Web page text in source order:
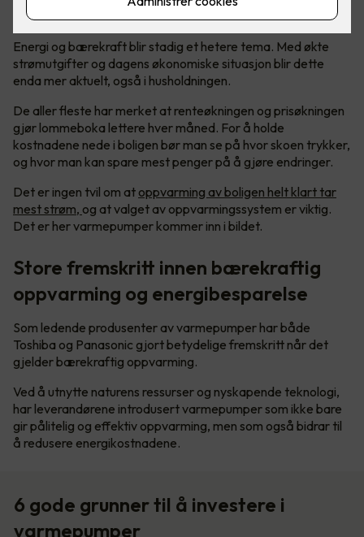
Hvordan holde kostnadene nede?
Energi og bærekraft blir stadig et hetere tema. Med økte
strømutgifter og dagens økonomiske situasjon blir dette
enda mer aktuelt, også i husholdningen.
De aller fleste har merket at renteøkningen og prisøkningen
gjør lommeboka lettere hver måned. For å holde
kostnadene nede i boligen bør man se på hvor skoen trykker,
og hvor man kan spare mest penger på å gjøre endringer.
Det er ingen tvil om at oppvarming av boligen helt klart tar
mest strøm, og at valget av oppvarmingssystem er viktig.
Det er her varmepumper kommer inn i bildet.
Store fremskritt innen bærekraftig
oppvarming og energibesparelse
Som ledende produsenter av varmepumper har både
Toshiba og Panasonic gjort betydelige fremskritt når det
gjelder bærekraftig oppvarming.
Ved å utnytte naturens ressurser og nyskapende teknologi,
har leverandørene introdusert varmepumper som ikke bare
gir pålitelig og effektiv oppvarming, men som også bidrar til
å redusere energikostnadene.
6 gode grunner til å investere i
varmepumper